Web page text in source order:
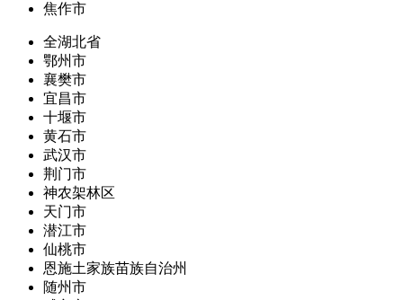
焦作市
全湖北省
鄂州市
襄樊市
宜昌市
十堰市
黄石市
武汉市
荆门市
神农架林区
天门市
潜江市
仙桃市
恩施土家族苗族自治州
随州市